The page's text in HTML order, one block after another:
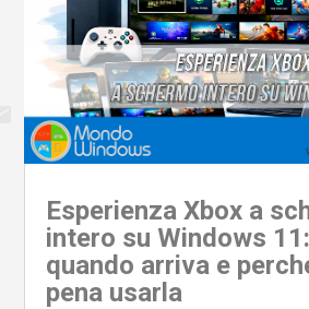
Esperienza Xbox a
intero su Windows
quando arriva e
pena usarla